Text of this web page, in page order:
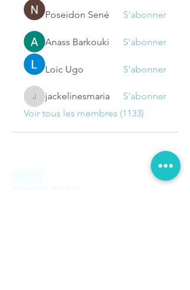
Poseidon Sené S'abonner
Anass Barkouki S'abonner
Loic Ugo S'abonner
jackelinesmaria
jackelinesmaria
S'abonner
Voir tous les membres (1133)